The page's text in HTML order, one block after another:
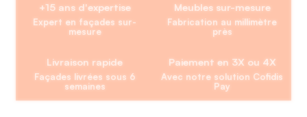
+15 ans d'expertise
Expert en façades sur-
mesure
Meubles sur-mesure
Fabrication au millimètre
près
Livraison rapide
Façades livrées sous 6
semaines
Paiement en 3X ou 4X
Avec notre solution Cofidis
Pay